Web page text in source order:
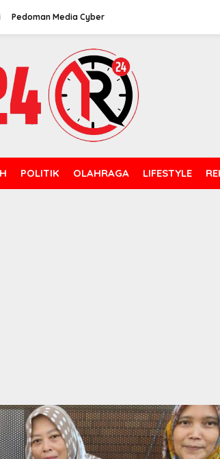
Pedoman Media Cyber
POLITIK OLAHRAGA LIFESTYLE